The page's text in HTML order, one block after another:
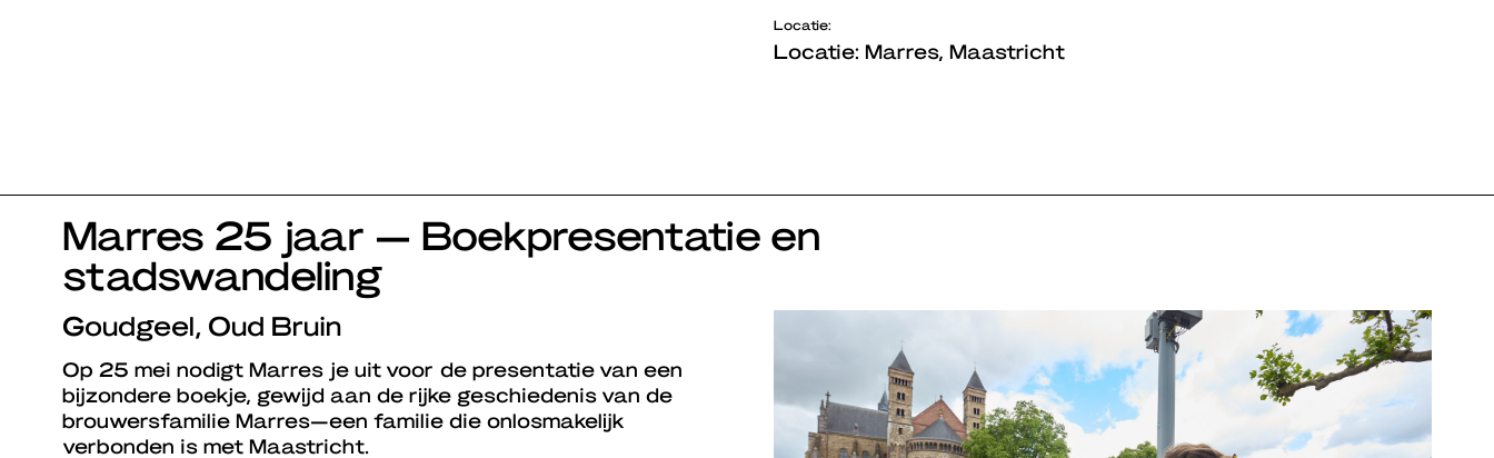
Locatie:
Locatie: Marres, Maastricht
Marres 25 jaar — Boekpresentatie en
stadswandeling
Goudgeel, Oud Bruin
Op 25 mei nodigt Marres je uit voor de presentatie van een
bijzondere boekje, gewijd aan de rijke geschiedenis van de
brouwersfamilie Marres—een familie die onlosmakelijk
verbonden is met Maastricht.